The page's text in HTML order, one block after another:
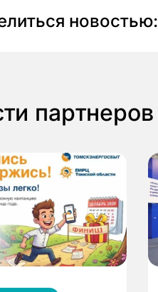
новостью:
партнеров